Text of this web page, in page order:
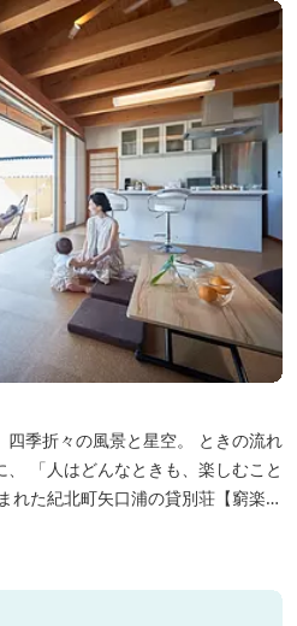
季折々の風景と星空。 ときの流れ
「人はどんなときも、楽しむこと
れた紀北町矢口浦の貸別荘【窮楽通
窮亦楽、通亦楽」から名づけまし
い。